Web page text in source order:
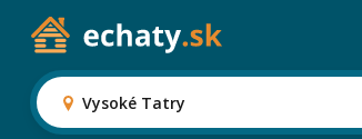
Vysoké Tatry